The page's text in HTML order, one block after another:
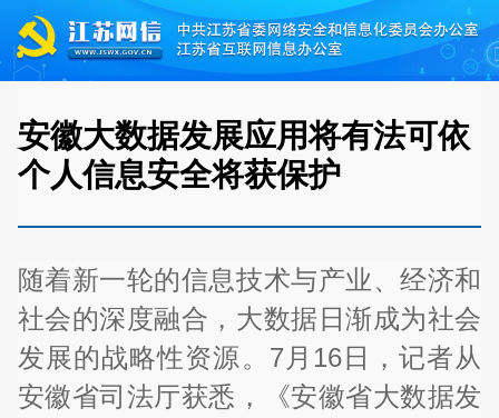
安徽大数据发展应用将有法可依
个人信息安全将获保护
随着新一轮的信息技术与产业、经济和
社会的深度融合，大数据日渐成为社会
发展的战略性资源。7月16日，记者从
安徽省司法厅获悉，《安徽省大数据发